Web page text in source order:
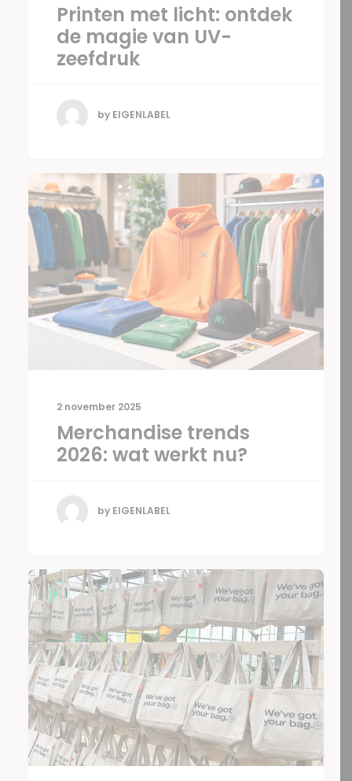
Printen met licht: ontdek
de magie van UV-
zeefdruk
by EIGENLABEL
2 november 2025
Merchandise trends
2026: wat werkt nu?
by EIGENLABEL